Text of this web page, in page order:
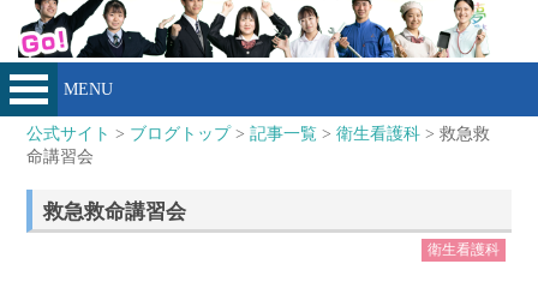
MENU
公式サイト > ブログトップ>記事一覧 >衛生看護科 > 救急救
命講習会
救急救命講習会
衛生看護科